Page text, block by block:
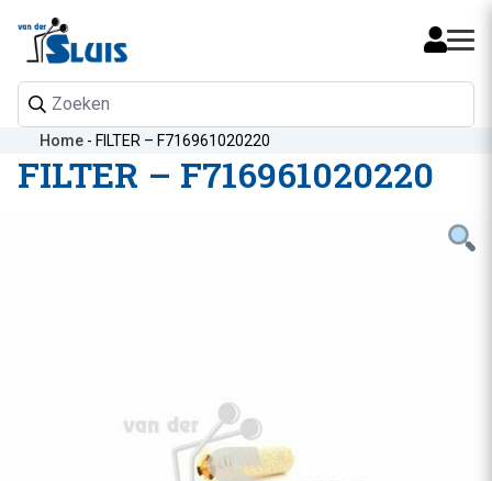
Mijn
Home - FILTER – F716961020220
FILTER – F716961020220